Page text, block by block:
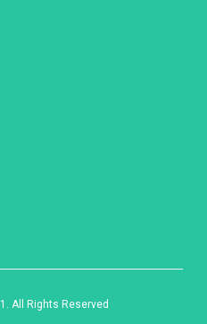
All Rights Reserved